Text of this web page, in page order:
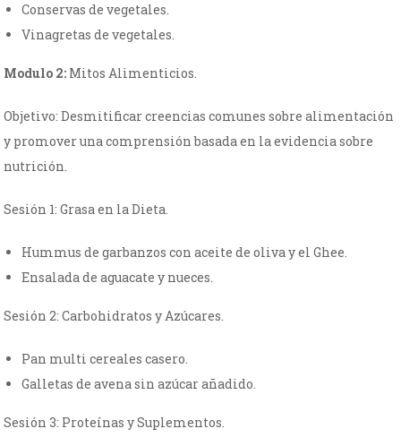
Conservas de vegetales.
Vinagretas de vegetales.
Modulo 2: Mitos Alimenticios.
Objetivo: Desmitificar creencias comunes sobre alimentación
y promover una comprensión basada en la evidencia sobre
nutrición.
Sesión 1: Grasa en la Dieta.
Hummus de garbanzos con aceite de oliva y el Ghee.
Ensalada de aguacate y nueces.
Sesión 2: Carbohidratos y Azúcares.
Pan multi cereales casero.
Galletas de avena sin azúcar añadido.
Sesión 3: Proteínas y Suplementos.